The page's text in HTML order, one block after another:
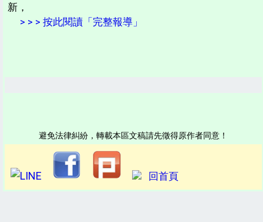
新，
> > > 按此閱讀「完整報導」
避免法律糾紛，轉載本區文稿請先徵得原作者同意！
回首頁